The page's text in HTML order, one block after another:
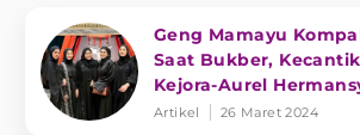
Geng Mamayu
Saat Bukber,
Kejora-Aurel
Perhatian
Artikel 26 Maret 2024